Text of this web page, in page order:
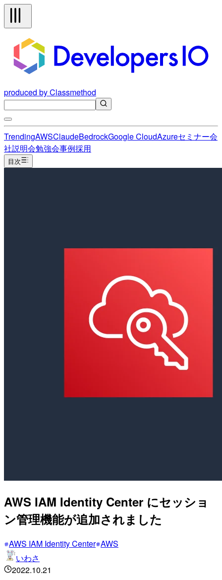
produced by Classmethod
TrendingAWSClaudeBedrockGoogle CloudAzureセミナー会
社説明会勉強会事例採用
目次
AWS IAM Identity Center にセッショ
ン管理機能が追加されました
AWS IAM Identity Center AWS
いわさ
2022.10.21